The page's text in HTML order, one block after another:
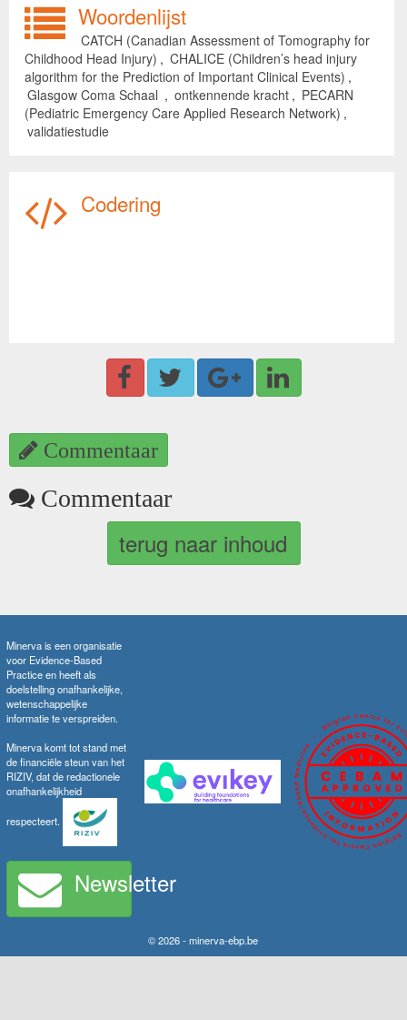
Woordenlijst
CATCH (Canadian Assessment of Tomography for
Childhood Head Injury) , CHALICE (Children’s head injury
algorithm for the Prediction of Important Clinical Events) ,
Glasgow Coma Schaal , ontkennende kracht , PECARN
(Pediatric Emergency Care Applied Research Network) ,
validatiestudie
Codering
Commentaar
Commentaar
terug naar inhoud
Minerva is een organisatie
voor Evidence-Based
Practice en heeft als
doelstelling onafhankelijke,
wetenschappelijke
informatie te verspreiden.
Minerva komt tot stand met
de financiële steun van het
RIZIV, dat de redactionele
onafhankelijkheid
respecteert.
Newsletter
© 2026 - minerva-ebp.be